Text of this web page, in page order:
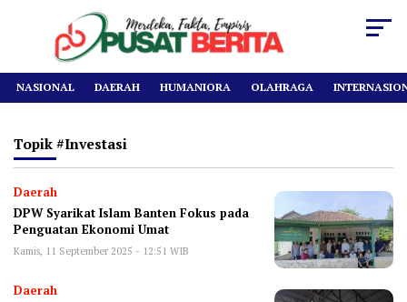
NASIONAL DAERAH HUMANIORA OLAHRAGA
Topik #investasi
Daerah
DPW Syarikat Islam Banten Fokus pada
Penguatan Ekonomi Umat
Kamis, 11 September 2025 - 12:51 WIB
Daerah